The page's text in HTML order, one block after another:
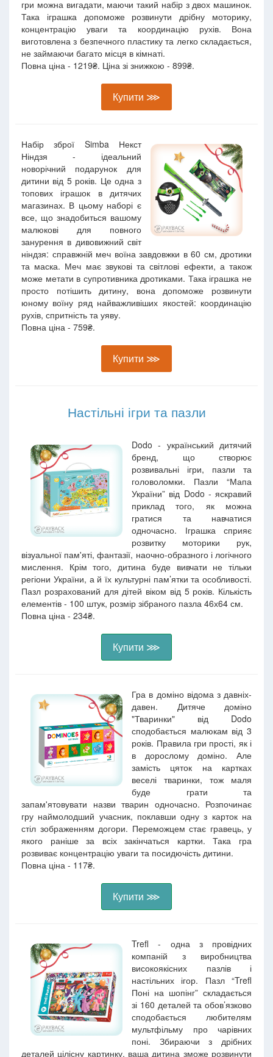
гри можна вигадати, маючи такий набір з двох машинок.
Така іграшка допоможе розвинути дрібну моторику,
концентрацію уваги та координацію рухів. Вона
виготовлена з безпечного пластику та легко складається,
не займаючи багато місця в кімнаті.
Повна ціна - 1219₴. Ціна зі знижкою - 899₴.
Купити ⋙
Набір зброї Simba Некст
Ніндзя - ідеальний
новорічний подарунок для
дитини від 5 років. Це одна з
топових іграшок в дитячих
магазинах. В цьому наборі є
все, що знадобиться вашому
малюкові для повного
занурення в дивовижний світ
ніндзя: справжній меч воїна завдовжки в 60 см, дротики
та маска. Меч має звукові та світлові ефекти, а також
може метати в супротивника дротиками. Така іграшка не
просто потішить дитину, вона допоможе розвинути
юному воїну ряд найважливіших якостей: координацію
рухів, спритність та уяву.
Повна ціна - 759₴.
Купити ⋙
Настільні ігри та пазли
Dodo - український дитячий
бренд, що створює
розвивальні ігри, пазли та
головоломки. Пазли “Мапа
України” від Dodo - яскравий
приклад того, як можна
гратися та навчатися
одночасно. Іграшка сприяє
розвитку моторики рук,
візуальної пам'яті, фантазії, наочно-образного і логічного
мислення. Крім того, дитина буде вивчати не тільки
регіони України, а й їх культурні пам’ятки та особливості.
Пазл розрахований для дітей віком від 5 років. Кількість
елементів - 100 штук, розмір зібраного пазла 46х64 см.
Повна ціна - 234₴.
Купити ⋙
Гра в доміно відома з давніх-
давен. Дитяче доміно
"Тваринки" від Dodo
сподобається малюкам від 3
років. Правила гри прості, як і
в дорослому доміно. Але
замість цяток на картках
веселі тваринки, тож маля
буде грати та
запам'ятовувати назви тварин одночасно. Розпочинає
гру наймолодший учасник, поклавши одну з карток на
стіл зображенням догори. Переможцем стає гравець, у
якого раніше за всіх закінчаться картки. Така гра
розвиває концентрацію уваги та посидючість дитини.
Повна ціна - 117₴.
Купити ⋙
Trefl - одна з провідних
компаній з виробництва
високоякісних пазлів і
настільних ігор. Пазл “Trefl
Поні на шопінг” складається
зі 160 деталей та обов’язково
сподобається любителям
мультфільму про чарівних
поні. Збираючи з дрібних
деталей цілісну картинку, ваша дитина зможе розвинути